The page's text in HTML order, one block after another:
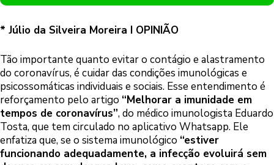
* Júlio da Silveira Moreira I OPINIÃO
Tão importante quanto evitar o contágio e alastramento
do coronavírus, é cuidar das condições imunológicas e
psicossomáticas individuais e sociais. Esse entendimento é
reforçamento pelo artigo “Melhorar a imunidade em
tempos de coronavírus”, do médico imunologista Eduardo
Tosta, que tem circulado no aplicativo Whatsapp. Ele
enfatiza que, se o sistema imunológico “estiver
funcionando adequadamente, a infecção evoluirá sem